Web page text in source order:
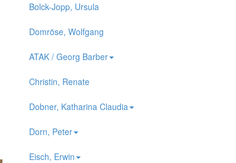
Bolck-Jopp, Ursula
Domröse, Wolfgang
ATAK / Georg Barber
Christin, Renate
Dobner, Katharina Claudia
Dorn, Peter
Eisch, Erwin